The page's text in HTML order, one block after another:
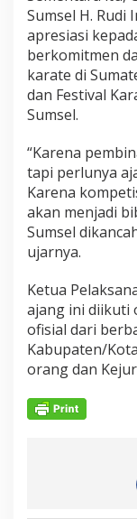
Sumsel H. Rudi
apresiasi
berkomitmen
karate di
dan Festival
Sumsel.
“Karena
tapi perlunya
Karena
akan menjadi
Sumsel
ujarnya.
Ketua
ajang ini diikuti
ofisial dari
Kabupaten/
orang dan